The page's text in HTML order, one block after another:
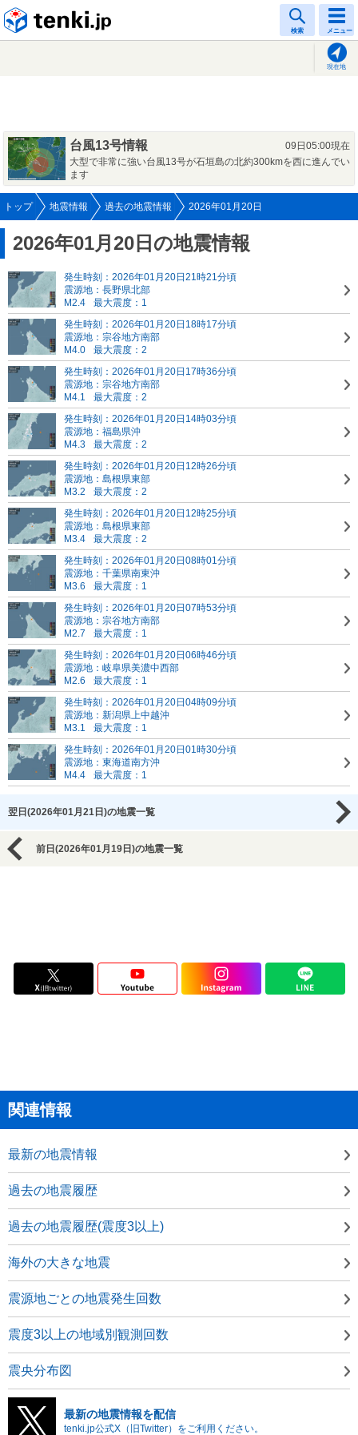
検索 メニュー
現在地
台風13号情報
09日05:00現在
大型で非常に強い台風13号が石垣島の北約300kmを西に進んでい
ます
トップ 地震情報 過去の地震情報 2026年01月20日
2026年01月20日の地震情報
発生時刻：2026年01月20日21時21分頃
震源地：長野県北部
M2.4
最大震度：1
発生時刻：2026年01月20日18時17分頃
震源地：宗谷地方南部
M4.0
最大震度：2
発生時刻：2026年01月20日17時36分頃
震源地：宗谷地方南部
M4.1
最大震度：2
発生時刻：2026年01月20日14時03分頃
震源地：福島県沖
M4.3
最大震度：2
発生時刻：2026年01月20日12時26分頃
震源地：島根県東部
M3.2
最大震度：2
発生時刻：2026年01月20日12時25分頃
震源地：島根県東部
M3.4
最大震度：2
発生時刻：2026年01月20日08時01分頃
震源地：千葉県南東沖
M3.6
最大震度：1
発生時刻：2026年01月20日07時53分頃
震源地：宗谷地方南部
M2.7
最大震度：1
発生時刻：2026年01月20日06時46分頃
震源地：岐阜県美濃中西部
M2.6
最大震度：1
発生時刻：2026年01月20日04時09分頃
震源地：新潟県上中越沖
M3.1
最大震度：1
発生時刻：2026年01月20日01時30分頃
震源地：東海道南方沖
M4.4
最大震度：1
翌日(2026年01月21日)の地震一覧
前日(2026年01月19日)の地震一覧
関連情報
最新の地震情報
過去の地震履歴
過去の地震履歴(震度3以上)
海外の大きな地震
震源地ごとの地震発生回数
震度3以上の地域別観測回数
震央分布図
最新の地震情報を配信
tenki.jp公式X（旧Twitter）をご利用ください。